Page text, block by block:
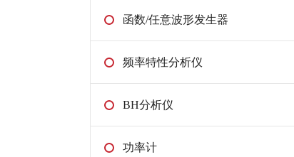
函数/任意波形发生器
频率特性分析仪
BH分析仪
功率计